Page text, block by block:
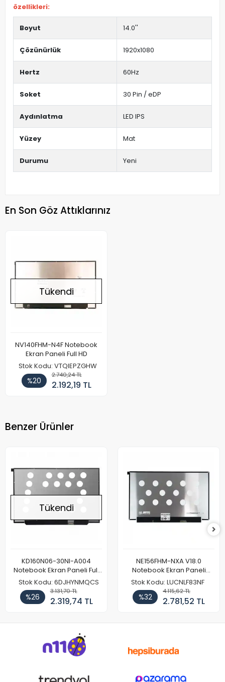
özellikleri:
Boyut 14.0''
Çözünürlük 1920x1080
Hertz 60Hz
Soket 30 Pin / eDP
Aydınlatma LED IPS
Yüzey Mat
Durumu Yeni
En Son Göz Attıklarınız
Tükendi
NV140FHM-N4F Notebook
Ekran Paneli Full HD
Stok Kodu: VTQIEPZGHW
%20
2.740,24 TL
2.192,19 TL
Benzer Ürünler
Tükendi
KD160N06-30NI-A004
Notebook Ekran Paneli Full
HD
Stok Kodu: 6DJHYNMQCS
%26
3.131,70 TL
2.319,74 TL
NE156FHM-NXA V18.0
Notebook Ekran Paneli
144Hz
Stok Kodu: LUCNLF83NF
%32
4.115,62 TL
2.781,52 TL